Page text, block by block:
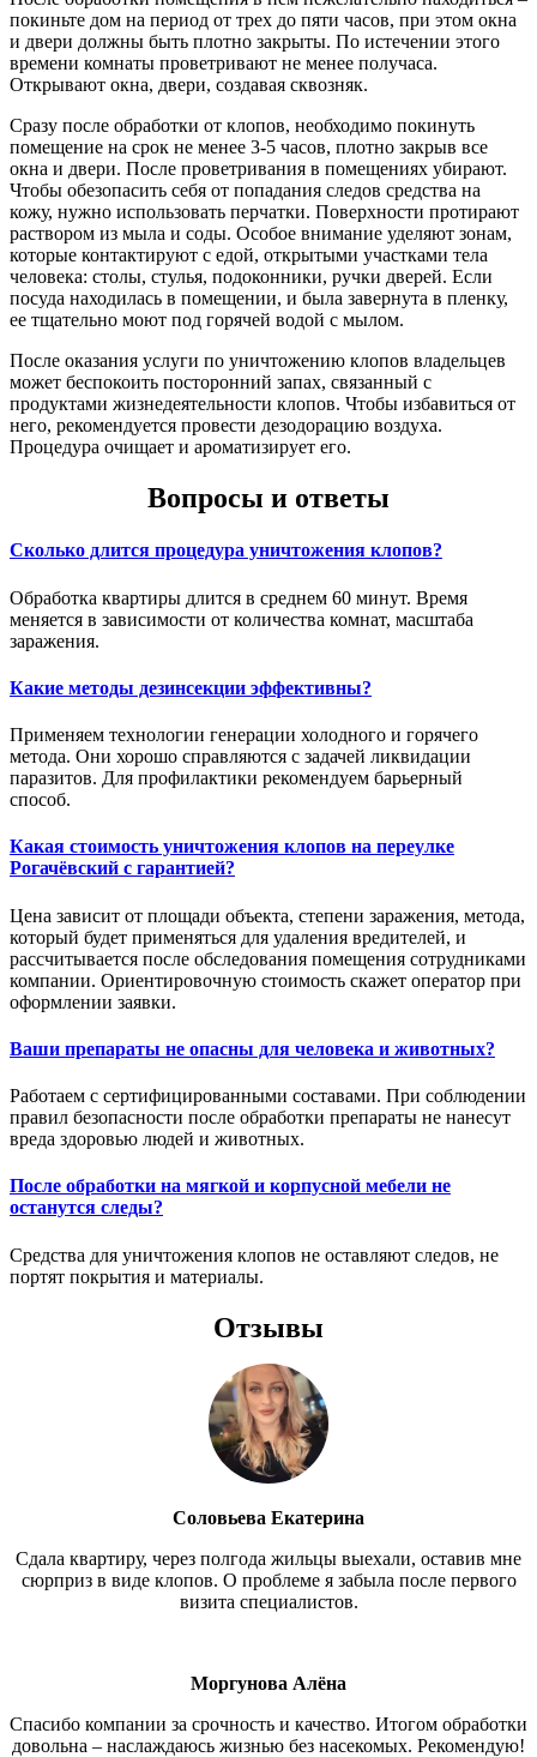
покиньте дом на период от трех до пяти часов, при этом окна
и двери должны быть плотно закрыты. По истечении этого
времени комнаты проветривают не менее получаса.
Открывают окна, двери, создавая сквозняк.
Сразу после обработки от клопов, необходимо покинуть
помещение на срок не менее 3-5 часов, плотно закрыв все
окна и двери. После проветривания в помещениях убирают.
Чтобы обезопасить себя от попадания следов средства на
кожу, нужно использовать перчатки. Поверхности протирают
раствором из мыла и соды. Особое внимание уделяют зонам,
которые контактируют с едой, открытыми участками тела
человека: столы, стулья, подоконники, ручки дверей. Если
посуда находилась в помещении, и была завернута в пленку,
ее тщательно моют под горячей водой с мылом.
После оказания услуги по уничтожению клопов владельцев
может беспокоить посторонний запах, связанный с
продуктами жизнедеятельности клопов. Чтобы избавиться от
него, рекомендуется провести дезодорацию воздуха.
Процедура очищает и ароматизирует его.
Вопросы и ответы
Сколько длится процедура уничтожения клопов?
Обработка квартиры длится в среднем 60 минут. Время
меняется в зависимости от количества комнат, масштаба
заражения.
Какие методы дезинсекции эффективны?
Применяем технологии генерации холодного и горячего
метода. Они хорошо справляются с задачей ликвидации
паразитов. Для профилактики рекомендуем барьерный
способ.
Какая стоимость уничтожения клопов на переулке
Рогачёвский с гарантией?
Цена зависит от площади объекта, степени заражения, метода,
который будет применяться для удаления вредителей, и
рассчитывается после обследования помещения сотрудниками
компании. Ориентировочную стоимость скажет оператор при
оформлении заявки.
Ваши препараты не опасны для человека и животных?
Работаем с сертифицированными составами. При соблюдении
правил безопасности после обработки препараты не нанесут
вреда здоровью людей и животных.
После обработки на мягкой и корпусной мебели не
останутся следы?
Средства для уничтожения клопов не оставляют следов, не
портят покрытия и материалы.
Отзывы
Соловьева Екатерина
Сдала квартиру, через полгода жильцы выехали, оставив мне
сюрприз в виде клопов. О проблеме я забыла после первого
визита специалистов.
Моргунова Алёна
Спасибо компании за срочность и качество. Итогом обработки
довольна – наслаждаюсь жизнью без насекомых. Рекомендую!